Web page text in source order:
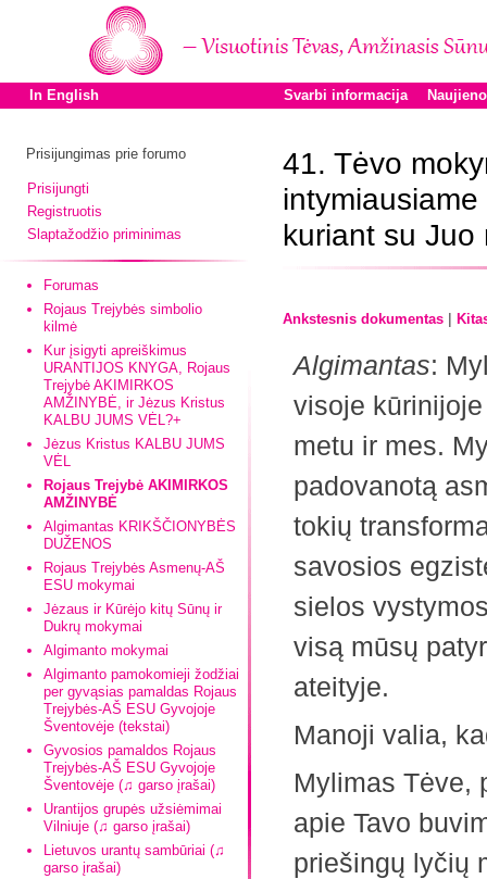
In English Svarbi informacija
Prisijungimas prie forumo
Prisijungti
Registruotis
Slaptažodžio priminimas
Forumas
Rojaus Trejybės simbolio
kilmė
Kur įsigyti apreiškimus
URANTIJOS KNYGA, Rojaus
Trejybė AKIMIRKOS
AMŽINYBĖ, ir Jėzus Kristus
KALBU JUMS VĖL?+
Jėzus Kristus KALBU JUMS
VĖL
Rojaus Trejybė AKIMIRKOS
AMŽINYBĖ
Algimantas KRIKŠČIONYBĖS
DUŽENOS
Rojaus Trejybės Asmenų-AŠ
ESU mokymai
Jėzaus ir Kūrėjo kitų Sūnų ir
Dukrų mokymai
Algimanto mokymai
Algimanto pamokomieji žodžiai
per gyvąsias pamaldas Rojaus
Trejybės-AŠ ESU Gyvojoje
Šventovėje (tekstai)
Gyvosios pamaldos Rojaus
Trejybės-AŠ ESU Gyvojoje
Šventovėje (♫ garso įrašai)
Urantijos grupės užsiėmimai
Vilniuje (♫ garso įrašai)
Lietuvos urantų sambūriai (♫
garso įrašai)
41. Tėvo
kuriant su
Ankstesnis dokumentas |
Algimantas:
visoje
metu ir mes.
padovanotą
tokių
savosios
sielos
visą mūsų
ateityje.
Manoji valia,
Mylimas Tėve,
apie Tavo
priešingų lyčių